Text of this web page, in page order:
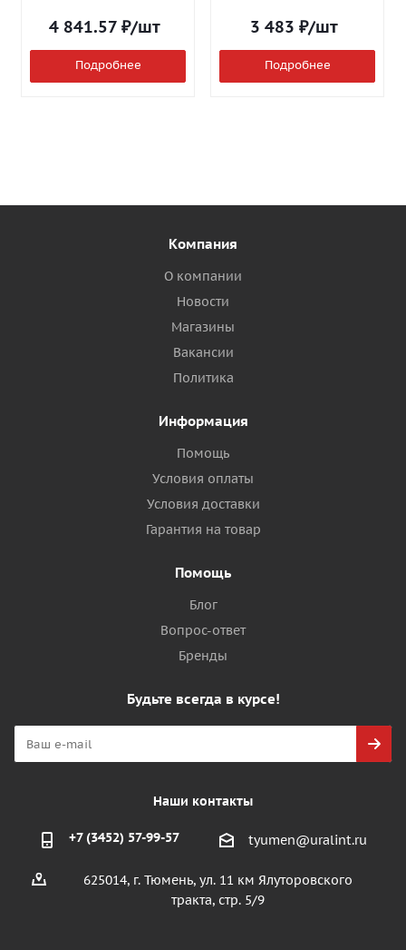
4 841.57 ₽/шт
Подробнее
3 483 ₽/шт
Подробнее
Компания
О компании
Новости
Магазины
Вакансии
Политика
Информация
Помощь
Условия оплаты
Условия доставки
Гарантия на товар
Помощь
Блог
Вопрос-ответ
Бренды
Будьте всегда в курсе!
Наши контакты
+7 (3452) 57-99-57 tyumen@uralint.ru
625014, г. Тюмень, ул. 11 км Ялуторовского
тракта, стр. 5/9